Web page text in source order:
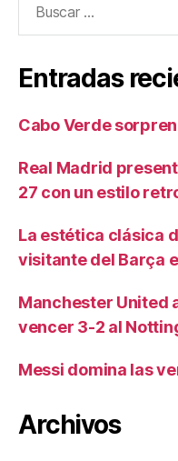
Entradas
Cabo Verde
Real Madrid
27 con un estilo
La estética clásica
visitante del Barça
Manchester United
vencer 3-2 al
Messi domina las
Archivos